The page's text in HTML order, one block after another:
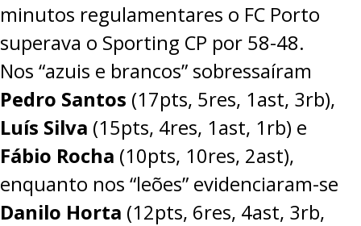
minutos regulamentares o FC Porto
superava o Sporting CP por 58-48.
Nos “azuis e brancos” sobressaíram
Pedro Santos (17pts, 5res, 1ast, 3rb),
Luís Silva (15pts, 4res, 1ast, 1rb) e
Fábio Rocha (10pts, 10res, 2ast),
enquanto nos “leões” evidenciaram-se
Danilo Horta (12pts, 6res, 4ast, 3rb,